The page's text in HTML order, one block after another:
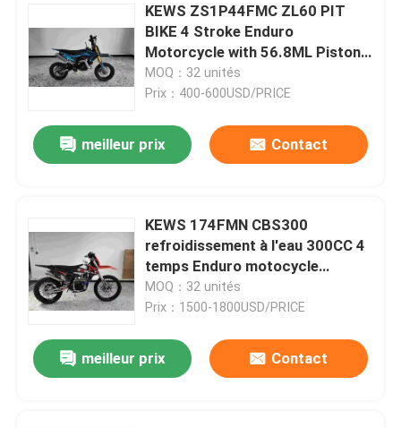
KEWS ZS1P44FMC ZL60 PIT
BIKE 4 Stroke Enduro
Motorcycle with 56.8ML Piston
Displacement 2.8L Fuel Tank and
50km/h Max Speed
MOQ：32 unités
Prix：400-600USD/PRICE
meilleur prix Contact
KEWS 174FMN CBS300
refroidissement à l'eau 300CC 4
temps Enduro motocycle
motocross vélo
MOQ：32 unités
Prix：1500-1800USD/PRICE
meilleur prix Contact